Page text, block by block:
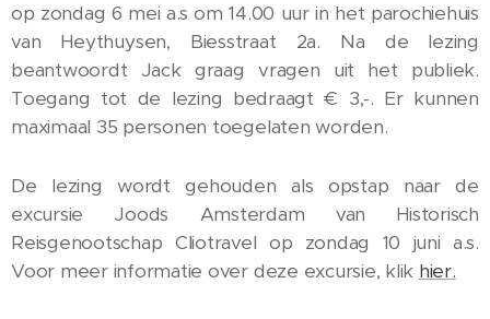
op zondag 6 mei a.s om 14.00 uur in het parochiehuis
van Heythuysen, Biesstraat 2a. Na de lezing
beantwoordt Jack graag vragen uit het publiek.
Toegang tot de lezing bedraagt € 3,-. Er kunnen
maximaal 35 personen toegelaten worden.
De lezing wordt gehouden als opstap naar de
excursie Joods Amsterdam van Historisch
Reisgenootschap Cliotravel op zondag 10 juni a.s.
Voor meer informatie over deze excursie, klik hier.